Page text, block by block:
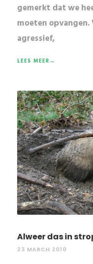
gemerkt dat we
moeten opvangen.
agressief,
LEES MEER→
Alweer das in
23 MARCH 2010